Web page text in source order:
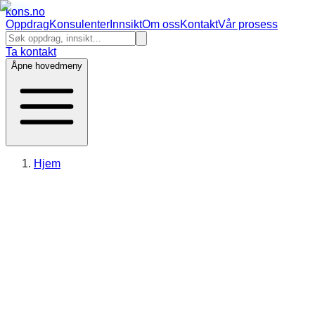
kons.no
OppdragKonsulenter InnsiktOm ossKontaktVår prosess
Ta kontakt
Åpne hovedmeny
Hjem